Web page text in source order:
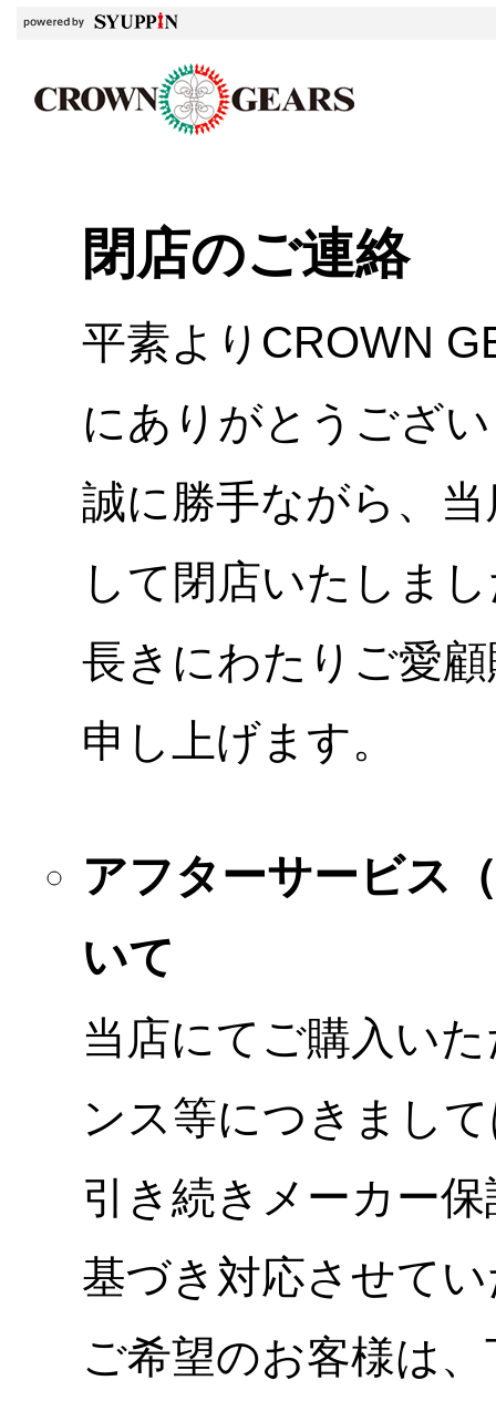
閉店のご連絡
平素よりCROWN
にありがとうござ
誠に勝手ながら、
して閉店いたしま
長きにわたりご愛
申し上げます。
アフターサービス
いて
当店にてご購入い
ンス等につきまし
引き続きメーカー
基づき対応させて
ご希望のお客様は